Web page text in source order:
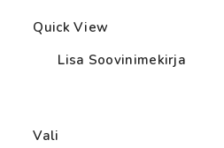
Quick View
Lisa Soovinimekirja
Vali